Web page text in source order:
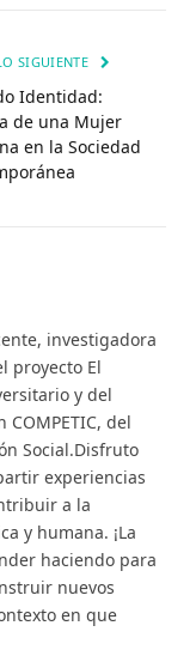
SIGUIENTE
Identidad:
de una Mujer
en la Sociedad
investigadora
proyecto El
y del
del
Social.Disfruto
experiencias
a la
y humana. ¡La
haciendo para
nuevos
en que